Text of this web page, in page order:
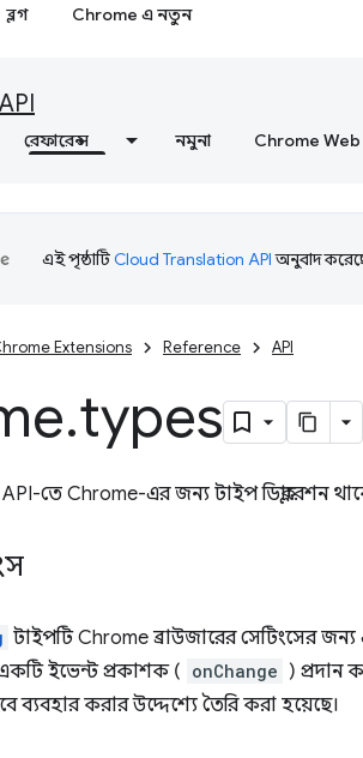
ব্লগ Chrome এ নতুন
API
রেফারেন্স নমুনা Chrome
এই পৃষ্ঠাটিCloud Translation APIঅনুবাদ
Extensions Reference API
.types
API-তে Chrome-এর জন্য টাইপ ডিক্লারেশন
টাইপটি Chrome ব্রাউজারের সেটিংসের
ইভেন্ট প্রকাশক ( onChange ) প্রদান
ব্যবহার করার উদ্দেশ্যে তৈরি করা হয়েছে।